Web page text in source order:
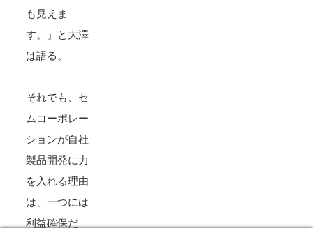
も見えま
す。」と大澤
は語る。
それでも、セ
ムコーポレー
ションが自社
製品開発に力
を入れる理由
は、一つには
利益確保だ